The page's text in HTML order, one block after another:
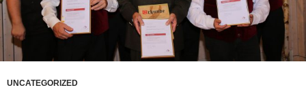
UNCATEGORIZED